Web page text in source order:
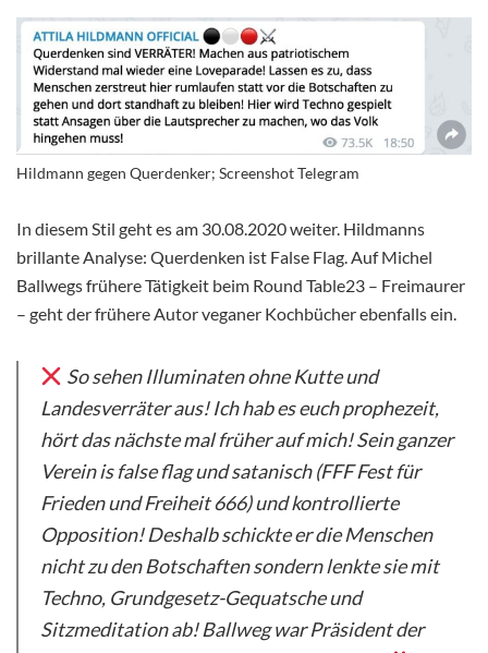
Hildmann gegen Querdenker; Screenshot Telegram
In diesem Stil geht es am 30.08.2020 weiter. Hildmanns
brillante Analyse: Querdenken ist False Flag. Auf Michel
Ballwegs frühere Tätigkeit beim Round Table23 – Freimaurer
– geht der frühere Autor veganer Kochbücher ebenfalls ein.
So sehen Illuminaten ohne Kutte und
Landesverräter aus! Ich hab es euch prophezeit,
hört das nächste mal früher auf mich! Sein ganzer
Verein is false flag und satanisch (FFF Fest für
Frieden und Freiheit 666) und kontrollierte
Opposition! Deshalb schickte er die Menschen
nicht zu den Botschaften sondern lenkte sie mit
Techno, Grundgesetz-Gequatsche und
Sitzmeditation ab! Ballweg war Präsident der